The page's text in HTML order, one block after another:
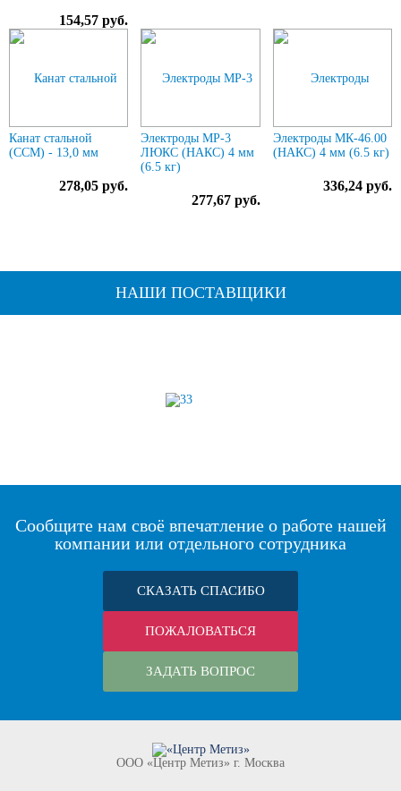
154,57 руб.
Канат стальной
(ССМ) - 13,0 мм
278,05 руб.
Электроды МР-3
ЛЮКС (НАКС) 4 мм
(6.5 кг)
277,67 руб.
Электроды МК-46.00
(НАКС) 4 мм (6.5 кг)
336,24 руб.
НАШИ ПОСТАВЩИКИ
Сообщите нам своё впечатление о работе нашей
компании или отдельного сотрудника
СКАЗАТЬ СПАСИБО
ПОЖАЛОВАТЬСЯ
ЗАДАТЬ ВОПРОС
ООО «Центр Метиз» г. Москва